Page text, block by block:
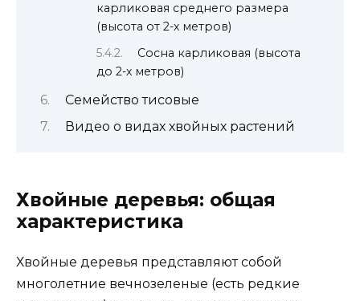
карликовая среднего размера
(высота от 2-х метров)
Сосна карликовая (высота
до 2-х метров)
Семейство тисовые
Видео о видах хвойных растений
Хвойные деревья: общая
характеристика
Хвойные деревья представляют собой
многолетние вечнозеленые (есть редкие